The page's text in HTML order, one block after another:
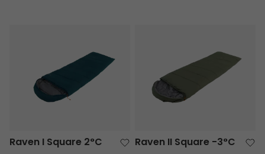
Raven I Square 2°C Raven II Square -3°C